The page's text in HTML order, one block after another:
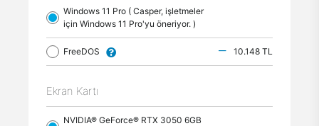
Windows 11 Pro ( Casper, işletmeler
için Windows 11 Pro'yu öneriyor. )
FreeDOS 10.148 TL
Ekran Kartı
NVIDIA® GeForce® RTX 3050 6GB